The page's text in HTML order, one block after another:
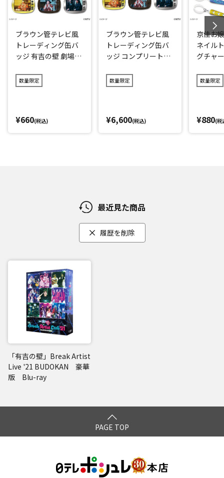
ブラウン管テレビ風
トレーディング缶バ
ッジ 有吉の壁 劇場版
城の18人～
数量限定
¥660(税込)
ブラウン管テレビ風
トレーディング缶バ
ッジ コンプリートセ
アドリブ大河～面白
城の18人～
数量限定
¥6,600(税込)
京佳お
ネイル
グチャ
奥田執
様パリ
数量限定
¥880(税
最近見た商品
履歴を削除
「有吉の壁」Break Artist
Live '21 BUDOKAN 豪華
版 Blu-ray
PAGE TOP